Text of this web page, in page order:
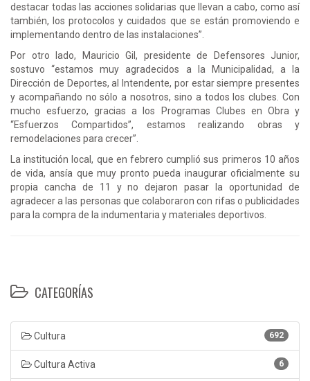
destacar todas las acciones solidarias que llevan a cabo, como así
también, los protocolos y cuidados que se están promoviendo e
implementando dentro de las instalaciones”.
Por otro lado, Mauricio Gil, presidente de Defensores Junior,
sostuvo “estamos muy agradecidos a la Municipalidad, a la
Dirección de Deportes, al Intendente, por estar siempre presentes
y acompañando no sólo a nosotros, sino a todos los clubes. Con
mucho esfuerzo, gracias a los Programas Clubes en Obra y
“Esfuerzos Compartidos”, estamos realizando obras y
remodelaciones para crecer”.
La institución local, que en febrero cumplió sus primeros 10 años
de vida, ansía que muy pronto pueda inaugurar oficialmente su
propia cancha de 11 y no dejaron pasar la oportunidad de
agradecer a las personas que colaboraron con rifas o publicidades
para la compra de la indumentaria y materiales deportivos.
CATEGORÍAS
692
Cultura
6
Cultura Activa